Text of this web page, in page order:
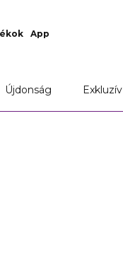
App
Újdonság Exkluzív